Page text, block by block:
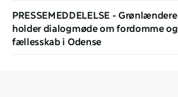
PRESSEMEDDELELSE - Grønlændere
holder dialogmøde om fordomme og
fællesskab i Odense